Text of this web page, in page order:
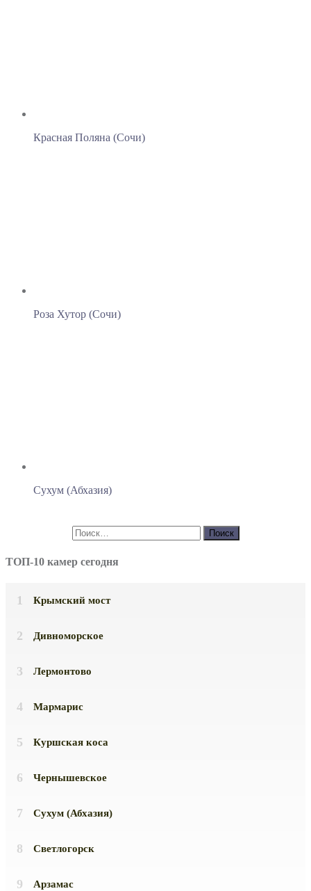
Красная Поляна (Сочи)
Роза Хутор (Сочи)
Сухум (Абхазия)
ТОП-10 камер сегодня
Крымский мост
Дивноморское
Лермонтово
Мармарис
Куршская коса
Чернышевское
Сухум (Абхазия)
Светлогорск
Арзамас